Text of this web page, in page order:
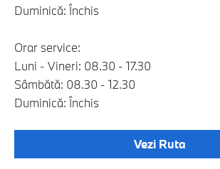
Duminică: Închis
Orar service:
Luni - Vineri: 08.30 - 17.30
Sâmbătă: 08.30 - 12.30
Duminică: Închis
Vezi Ruta